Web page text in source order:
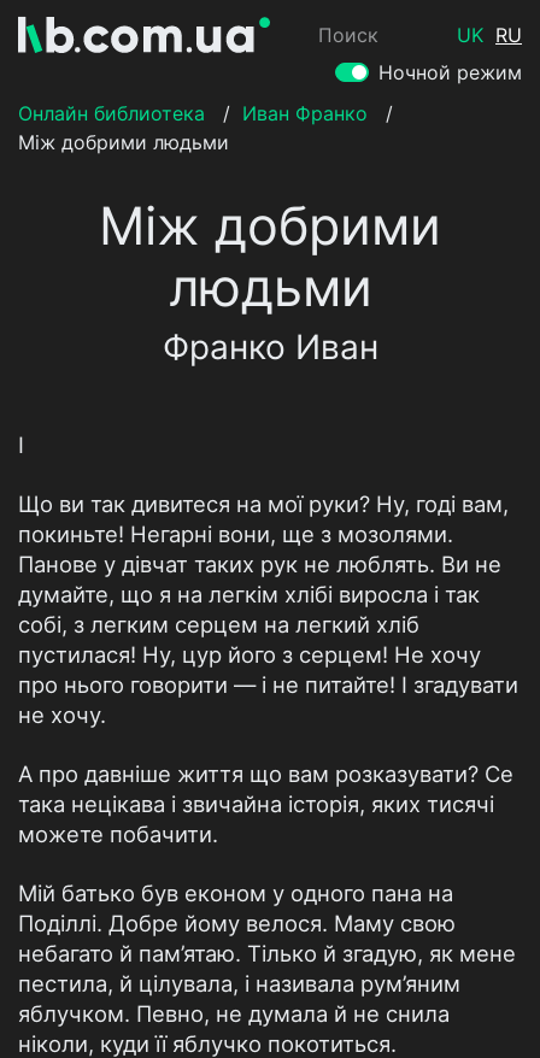
Поиск UK RU
Ночной режим
Онлайн библиотека
/ Иван Франко
/
Між добрими людьми
Між добрими
людьми
Франко Иван
І
Що ви так дивитеся на мої руки? Ну, годі вам,
покиньте! Негарні вони, ще з мозолями.
Панове у дівчат таких рук не люблять. Ви не
думайте, що я на легкім хлібі виросла і так
собі, з легким серцем на легкий хліб
пустилася! Ну, цур його з серцем! Не хочу
про нього говорити — і не питайте! І згадувати
не хочу.
А про давніше життя що вам розказувати? Се
така нецікава і звичайна історія, яких тисячі
можете побачити.
Мій батько був економ у одного пана на
Поділлі. Добре йому велося. Маму свою
небагато й пам’ятаю. Тілько й згадую, як мене
пестила, й цілувала, і називала рум’яним
яблучком. Певно, не думала й не снила
ніколи, куди її яблучко покотиться.